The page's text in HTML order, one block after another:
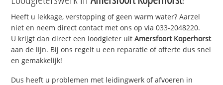
Heeft u lekkage, verstopping of geen warm water? Aarzel
niet en neem direct contact met ons op via 033-2048220.
U krijgt dan direct een loodgieter uitAmersfoort Koperhorst
aan de lijn. Bij ons regelt u een reparatie of offerte dus snel
en gemakkelijk!
Dus heeft u problemen met leidingwerk of afvoeren in